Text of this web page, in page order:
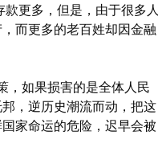
更多，但是，由于很多人
而更多的老百姓却因金融
，如果损害的是全体人民
，逆历史潮流而动，把这
家命运的危险，迟早会被